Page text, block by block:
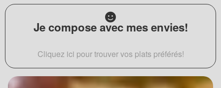
Je compose avec mes envies!
Cliquez ici pour trouver vos plats préférés!